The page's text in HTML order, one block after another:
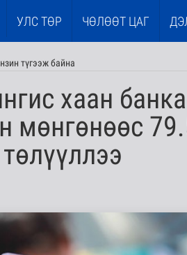
УЛС ТӨР ЧӨЛӨӨТ ЦАГ
түгээж байна
хаан
мөнгөнөөс